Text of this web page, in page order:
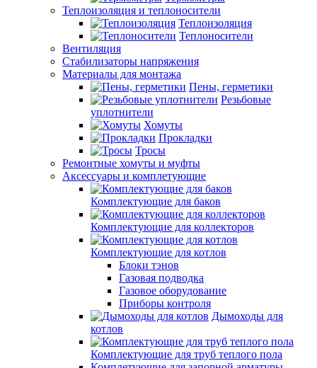
Теплоизоляция и теплоносители
Теплоизоляция
Теплоносители
Вентиляция
Стабилизаторы напряжения
Материалы для монтажа
Пены, герметики
Резьбовые
уплотнители
Хомуты
Прокладки
Тросы
Ремонтные хомуты и муфты
Аксессуары и комплетующие
Комплектующие для баков
Комплектующие для коллекторов
Комплектующие для котлов
Блоки тэнов
Газовая подводка
Газовое оборудование
Приборы контроля
Дымоходы для
котлов
Комплектующие для труб теплого пола